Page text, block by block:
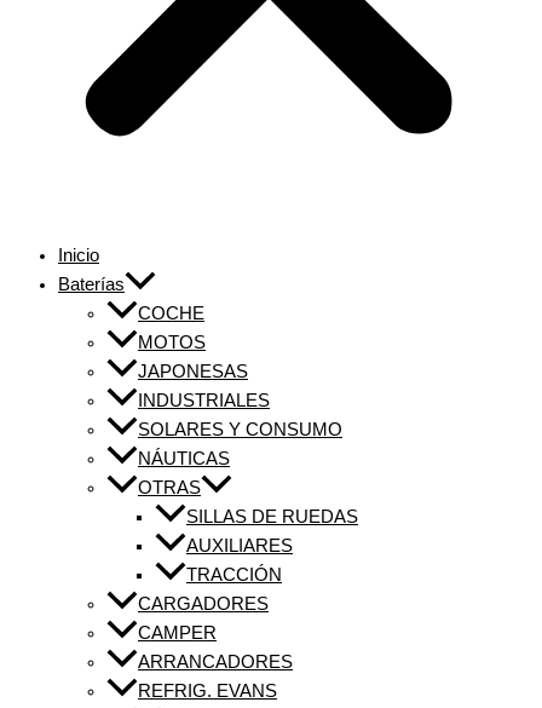
Inicio
Baterías
COCHE
MOTOS
JAPONESAS
INDUSTRIALES
SOLARES Y CONSUMO
NÁUTICAS
OTRAS
SILLAS DE RUEDAS
AUXILIARES
TRACCIÓN
CARGADORES
CAMPER
ARRANCADORES
REFRIG. EVANS